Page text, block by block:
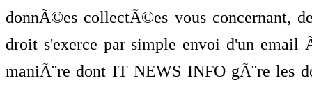
donnÃ©es collectÃ©es vous concernant,
droit s'exerce par simple envoi d'un
maniÃ¨re dont IT NEWS INFO gÃ¨re les